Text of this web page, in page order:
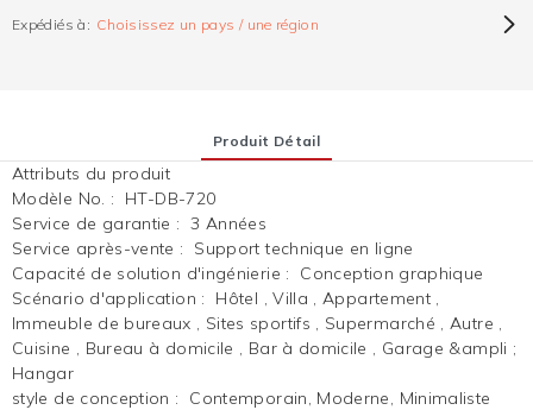
Expédiés à: Choisissez un pays / une région
Produit Détail
Attributs du produit
Modèle No. :
HT-DB-720
Service de garantie : 3 Années
Service après-vente :
Support technique en ligne
Capacité de solution d'ingénierie :
Conception graphique
Scénario d'application :
Hôtel , Villa , Appartement ,
Immeuble de bureaux , Sites sportifs , Supermarché , Autre ,
Cuisine , Bureau à domicile , Bar à domicile , Garage &ampli ;
Hangar
style de conception :
Contemporain, Moderne, Minimaliste